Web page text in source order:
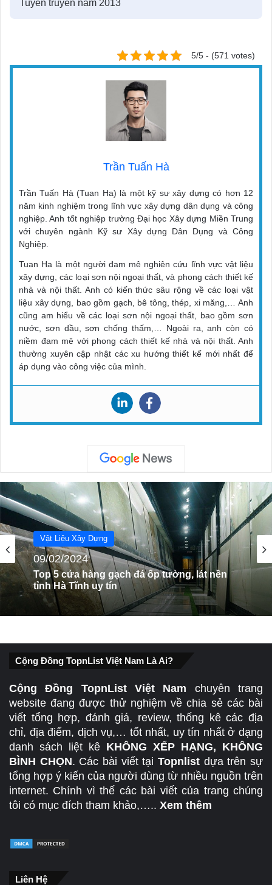
Tuyên truyền năm 2013
5/5 - (571 votes)
Trần Tuấn Hà
Trần Tuấn Hà (Tuan Ha) là một kỹ sư xây dựng có hơn 12
năm kinh nghiệm trong lĩnh vực xây dựng dân dụng và công
nghiệp. Anh tốt nghiệp trường Đại học Xây dựng Miền Trung
với chuyên ngành Kỹ sư Xây dựng Dân Dụng và Công
Nghiệp.
Tuan Ha là một người đam mê nghiên cứu lĩnh vực vật liệu
xây dựng, các loại sơn nội ngoại thất, và phong cách thiết kế
nhà và nội thất. Anh có kiến thức sâu rộng về các loại vật
liệu xây dựng, bao gồm gạch, bê tông, thép, xi măng,… Anh
cũng am hiểu về các loại sơn nội ngoại thất, bao gồm sơn
nước, sơn dầu, sơn chống thấm,… Ngoài ra, anh còn có
niềm đam mê với phong cách thiết kế nhà và nội thất. Anh
thường xuyên cập nhật các xu hướng thiết kế mới nhất để
áp dụng vào công việc của mình.
Vật Liệu Xây Dựng
09/02/2024
Top 5 cửa hàng gạch đá ốp tường, lát nền
tỉnh Hà Tĩnh uy tín
Vật Liệu Xây Dựng
13/03/2024
uy tín
Cộng Đồng TopnList Việt Nam Là Ai?
Cộng Đồng TopnList Việt Nam chuyên trang
website đang được thử nghiệm về chia sẻ các bài
viết tổng hợp, đánh giá, review, thống kê các địa
chỉ, địa điểm, dịch vụ,… tốt nhất, uy tín nhất ở dạng
danh sách liệt kê KHÔNG XẾP HẠNG, KHÔNG
BÌNH CHỌN. Các bài viết tạiTopnlist dựa trên sự
tổng hợp ý kiến của người dùng từ nhiều nguồn trên
internet. Chính vì thế các bài viết của trang chúng
tôi có mục đích tham khảo,….. Xem thêm
Liên Hệ